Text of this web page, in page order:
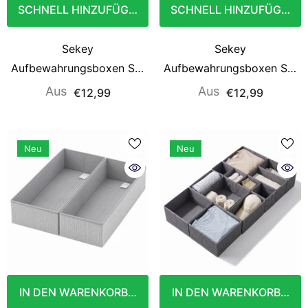
SCHNELL HINZUFÜGEN
Sekey
Aufbewahrungsboxen Set
6er Set aus Vliesstoff –
& Regale, Beige,
Größenmix S für Kleidung,
Unterwäsche &
Accessoires
Aus €12,99
SCHNELL HINZUFÜGEN
Sekey
Aufbewahrungsboxen Set
6er Set aus Vliesstoff –
& Regale, Hellgrau,
Größenmix S für Kleidung,
Unterwäsche &
Accessoires
Aus €12,99
Neu
IN DEN WARENKORB LEGEN
Neu
IN DEN WARENKORB